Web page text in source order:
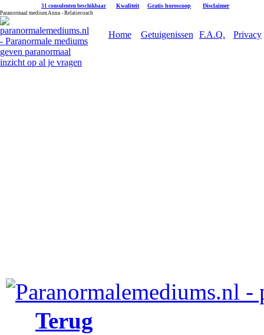
31 consulenten beschikbaar Kwaliteit Gratis horoscoop Disclaimer
Paranormaal medium Anna - Relatiecoach
Home Getuigenissen F.A.Q. Privacy
Terug